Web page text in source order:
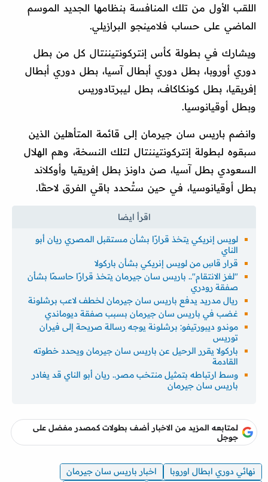
اللقب الأول من تلك المنافسة بنظامها الجديد الموسم
الماضي على حساب فلامينجو البرازيلي.
ويشارك في بطولة كأس إنتركونتيننتال كل من بطل
دوري أوروبا، بطل دوري أبطال آسيا، بطل دوري أبطال
إفربقيا، بطل كونكاكاف، بطل ليبرتادوريس
وبطل أوقيانوسيا.
وانضم باريس سان جيرمان إلى قائمة المتأهلين الذين
سبقوه لبطولة إنتركونتيننتال لتلك النسخة، وهم الهلال
السعودي بطل آسيا، صن داونز بطل إفريقيا وأوكلاند
بطل أوقيانوسيا، في حين ستُحدد باقي الفرق لاحقًا.
لويس إنريكي يتخذ قرارًا بشأن مستقبل المصري ريان أبو
الناي
قرار قاسِ من لويس إنريكي بشأن باركولا
"لغز الانتقام".. باريس سان جيرمان يتخذ قرارًا حاسمًا بشأن
صفقة رودري
ريال مدريد يدفع باريس سان جيرمان لخطف لاعب برشلونة
غضب في باريس سان جيرمان بسبب صفقة ديوماندي
موندو ديبورتيفو: برشلونة يوجه رسالة صريحة إلى فيران
توريس
باركولا يقرر الرحيل عن باريس سان جيرمان ويحدد خطوته
القادمة
وسط ارتباطه بتمثيل منتخب مصر.. ريان أبو الناي قد يغادر
باريس سان جيرمان
لمتابعه المزيد من الاخبار أضف بطولات كمصدر مفضل على
جوجل
نهائي دوري ابطال اوروبا
اخبار باريس سان جيرمان